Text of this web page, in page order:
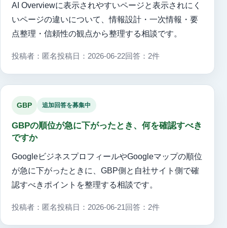
AI Overviewに表示されやすいページと表示されにく
いページの違いについて、情報設計・一次情報・要
点整理・信頼性の観点から整理する相談です。
投稿者：匿名投稿日：2026-06-22回答：2件
GBP 追加回答を募集中
GBPの順位が急に下がったとき、何を確認すべき
ですか
GoogleビジネスプロフィールやGoogleマップの順位
が急に下がったときに、GBP側と自社サイト側で確
認すべきポイントを整理する相談です。
投稿者：匿名投稿日：2026-06-21回答：2件